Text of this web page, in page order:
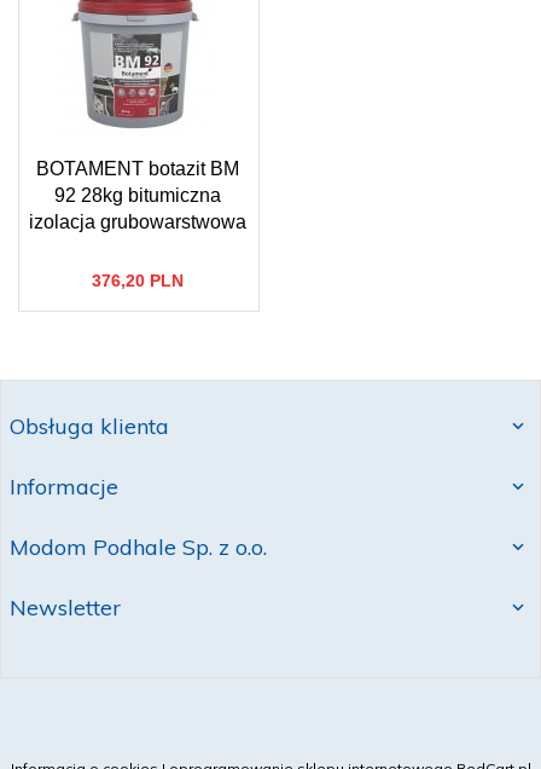
BOTAMENT botazit BM
92 28kg bitumiczna
izolacja grubowarstwowa
376,20 PLN
Obsługa klienta
Informacje
Modom Podhale Sp. z o.o.
Newsletter